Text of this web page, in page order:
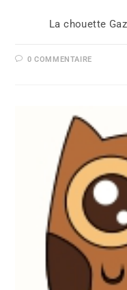
La chouette
0 COMMENTAIRE